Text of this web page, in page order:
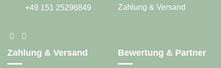
+49 151 25296849
Zahlung & Versand
Zahlung & Versand Bewertung & Partner